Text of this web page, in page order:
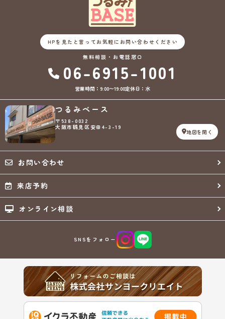
HPを見たと言ってお気軽にお問い合わせください
無料相談・お電話窓口
06-6915-1001
営業時間：9:00〜19:00定休日：水
つるみベース
〒538-0032
大阪市鶴見区安田4-3-19
地図を開く
お問い合わせ
来店予約
オンライン相談
SNSをフォロー